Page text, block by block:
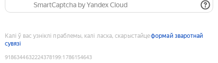
SmartCaptcha by Yandex Cloud
Калі ў вас узніклі праблемы, калі ласка, скарыстайцеформай зваротнай
сувязі
9186344632224378199:1786154643